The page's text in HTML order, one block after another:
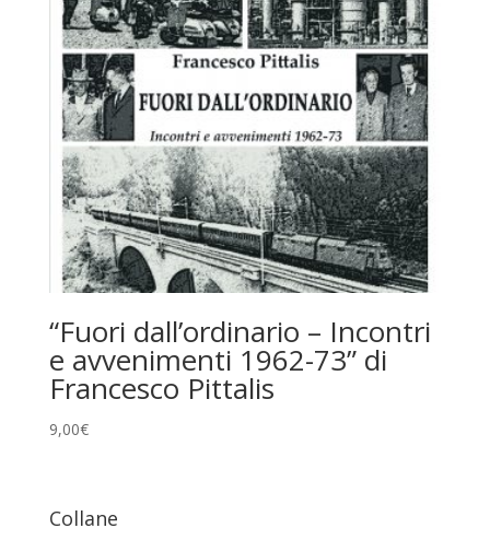
“Fuori dall’ordinario – Incontri
e avvenimenti 1962-73” di
Francesco Pittalis
9,00€
Collane